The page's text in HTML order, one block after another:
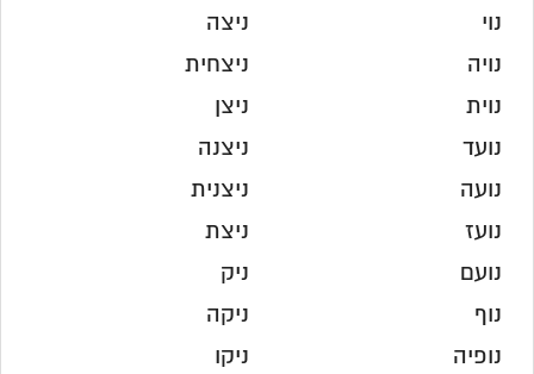
נוי
נויה
נוית
נועד
נועה
נועז
נועם
נוף
נופיה
ניצה
ניצחית
ניצן
ניצנה
ניצנית
ניצת
ניק
ניקה
ניקו